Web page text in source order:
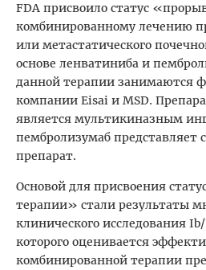
FDA присвоило статус
комбинированному лечению
или метастатического
основе ленватиниба и
данной терапии занимаются
компании Eisai и MSD.
является мультикиназным
пембролизумаб представляет
препарат.
Основой для присвоения
терапии» стали результаты
клинического исследования
которого оценивается
комбинированной терапии